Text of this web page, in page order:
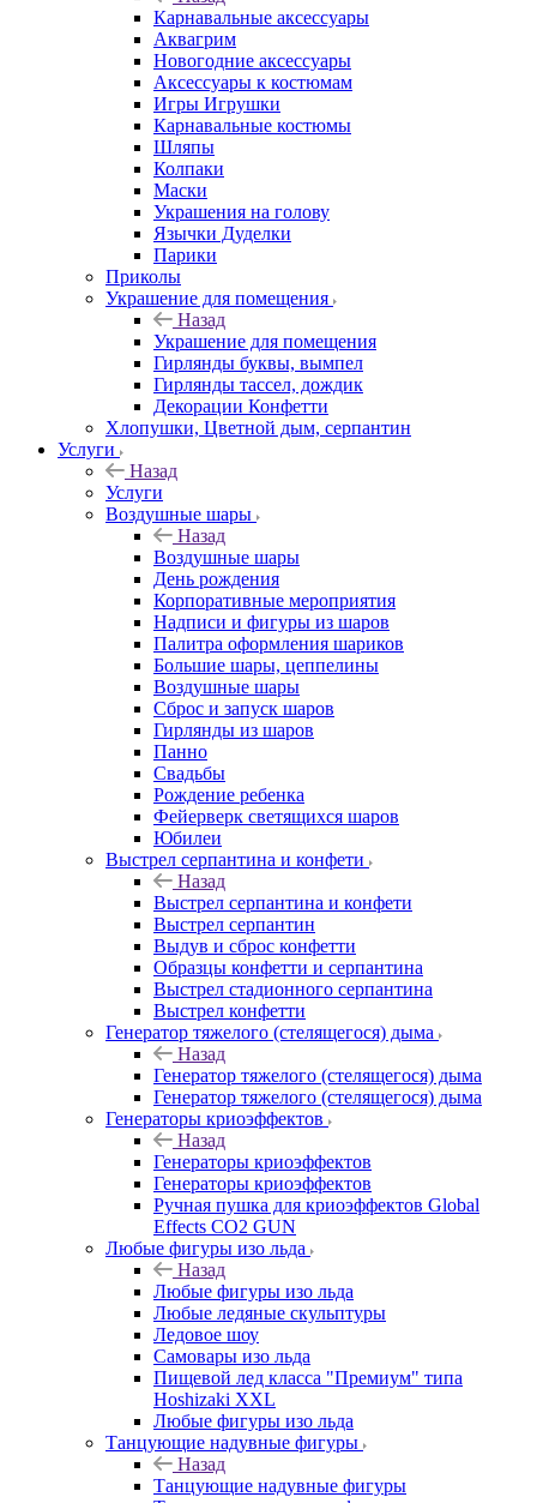
Карнавальные аксессуары
Аквагрим
Новогодние аксессуары
Аксессуары к костюмам
Игры Игрушки
Карнавальные костюмы
Шляпы
Колпаки
Маски
Украшения на голову
Язычки Дуделки
Парики
Приколы
Украшение для помещения
Назад
Украшение для помещения
Гирлянды буквы, вымпел
Гирлянды тассел, дождик
Декорации Конфетти
Хлопушки, Цветной дым, серпантин
Услуги
Назад
Услуги
Воздушные шары
Назад
Воздушные шары
День рождения
Корпоративные мероприятия
Надписи и фигуры из шаров
Палитра оформления шариков
Большие шары, цеппелины
Воздушные шары
Сброс и запуск шаров
Гирлянды из шаров
Панно
Свадьбы
Рождение ребенка
Фейерверк светящихся шаров
Юбилеи
Выстрел серпантина и конфети
Назад
Выстрел серпантина и конфети
Выстрел серпантин
Выдув и сброс конфетти
Образцы конфетти и серпантина
Выстрел стадионного серпантина
Выстрел конфетти
Генератор тяжелого (стелящегося) дыма
Назад
Генератор тяжелого (стелящегося) дыма
Генератор тяжелого (стелящегося) дыма
Генераторы криоэффектов
Назад
Генераторы криоэффектов
Генераторы криоэффектов
Ручная пушка для криоэффектов Global
Effects CO2 GUN
Любые фигуры изо льда
Назад
Любые фигуры изо льда
Любые ледяные скульптуры
Ледовое шоу
Самовары изо льда
Пищевой лед класса "Премиум" типа
Hoshizaki XXL
Любые фигуры изо льда
Танцующие надувные фигуры
Назад
Танцующие надувные фигуры